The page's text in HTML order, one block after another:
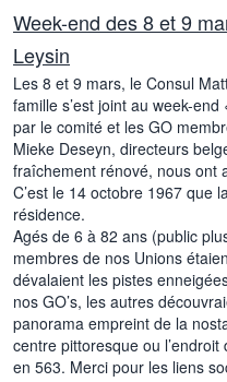
Week-end des 8 et 9
Leysin
Les 8 et 9 mars, le Consul
famille s’est joint au week-
par le comité et les GO
Mieke Deseyn, directeurs
fraîchement rénové, nous ont
C’est le 14 octobre 1967 que
résidence.
Agés de 6 à 82 ans (public
membres de nos Unions
dévalaient les pistes
nos GO’s, les autres
panorama empreint de la
centre pittoresque ou
en 563. Merci pour les liens